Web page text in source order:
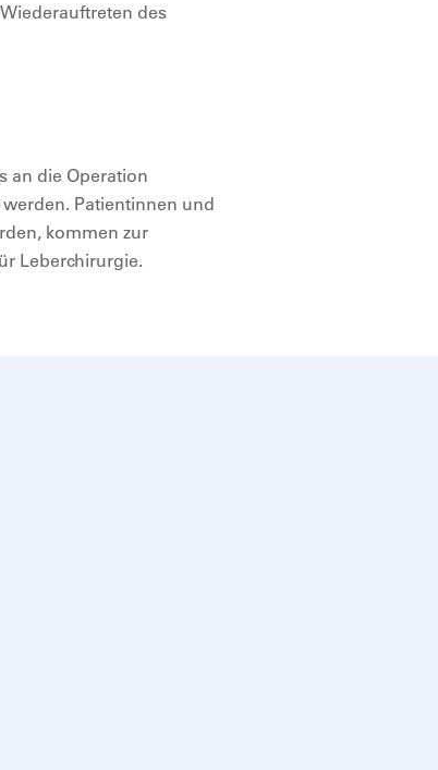
des
an die Operation
Patientinnen und
kommen zur
Leberchirurgie.